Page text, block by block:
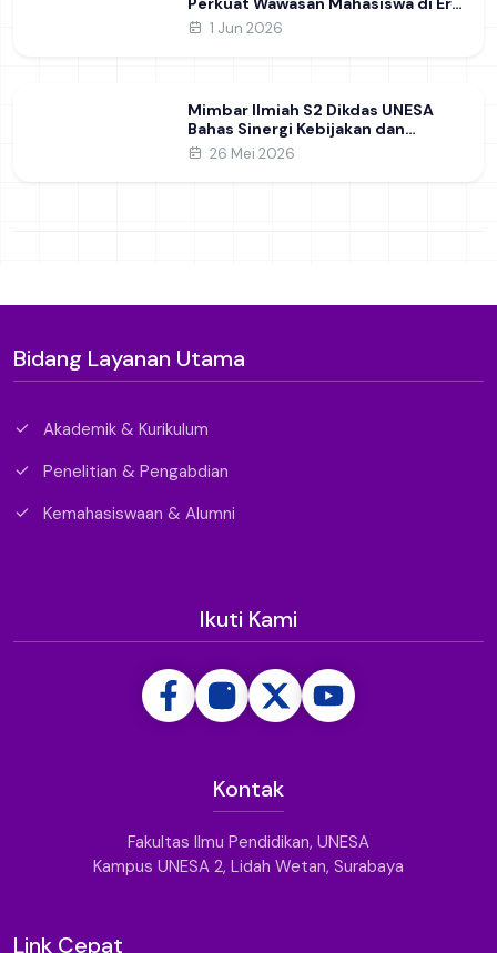
Perkuat Wawasan Mahasiswa di Era
Geopolitik Global&nbsp;
1 Jun 2026
Mimbar Ilmiah S2 Dikdas UNESA
Bahas Sinergi Kebijakan dan
Pendidikan
26 Mei 2026
Bidang Layanan Utama
Akademik & Kurikulum
Penelitian & Pengabdian
Kemahasiswaan & Alumni
Ikuti Kami
Kontak
Fakultas Ilmu Pendidikan, UNESA
Kampus UNESA 2, Lidah Wetan, Surabaya